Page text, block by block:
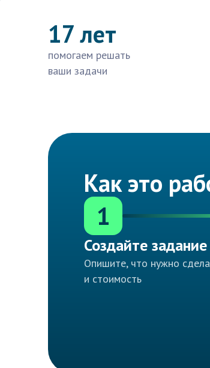
17 лет
помогаем решать
ваши задачи
Как это
1
Создайте задание
Опишите, что нужно
и стоимость